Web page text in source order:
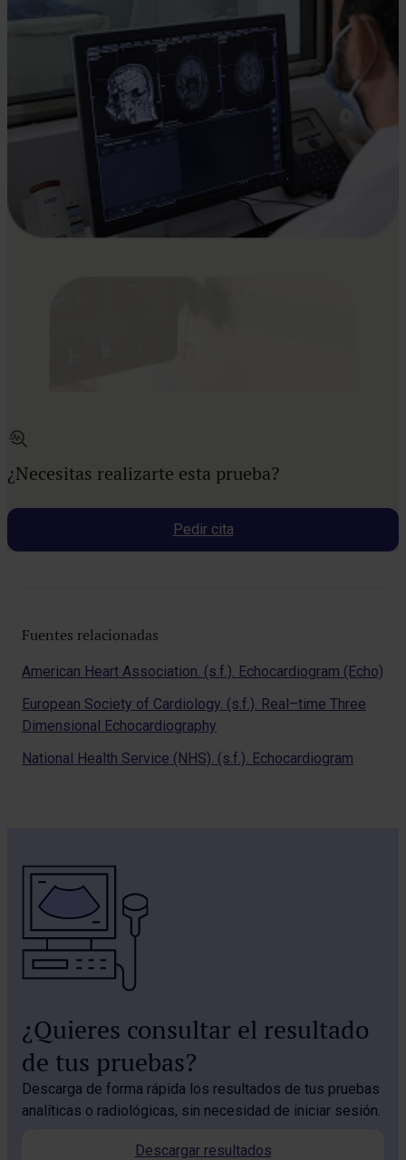
¿Necesitas realizarte esta prueba?
Pedir cita
Fuentes relacionadas
American Heart Association. (s.f.). Echocardiogram (Echo)
European Society of Cardiology. (s.f.). Real–time Three
Dimensional Echocardiography
National Health Service (NHS). (s.f.). Echocardiogram
¿Quieres consultar el resultado
de tus pruebas?
Descarga de forma rápida los resultados de tus pruebas
analíticas o radiológicas, sin necesidad de iniciar sesión.
Descargar resultados